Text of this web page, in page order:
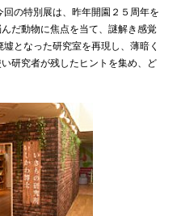
の特別展は、昨年開園２５周年を
だ動物に焦点を当て、謎解き感覚
となった研究室を再現し、薄暗く
研究者が残したヒントを集め、ど